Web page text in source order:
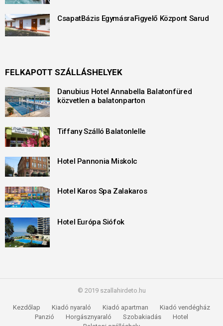
CsapatBázis EgymásraFigyelő Központ Sarud
FELKAPOTT SZÁLLÁSHELYEK
Danubius Hotel Annabella Balatonfüred
közvetlen a balatonparton
Tiffany Szálló Balatonlelle
Hotel Pannonia Miskolc
Hotel Karos Spa Zalakaros
Hotel Európa Siófok
© 2019 szallahirdeto.hu
Kezdőlap Kiadó nyaraló Kiadó apartman
Kiadó vendégház
Panzió
Horgásznyaraló Szobakiadás
Hotel